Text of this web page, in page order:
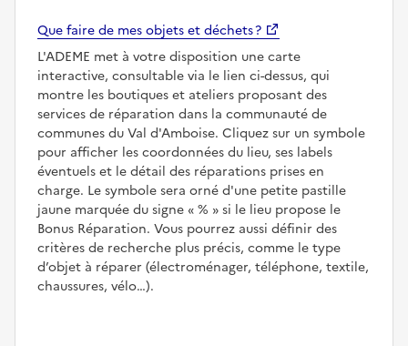
Que faire de mes objets et déchets ?
L'ADEME met à votre disposition une carte
interactive, consultable via le lien ci-dessus, qui
montre les boutiques et ateliers proposant des
services de réparation dans la communauté de
communes du Val d'Amboise. Cliquez sur un symbole
pour afficher les coordonnées du lieu, ses labels
éventuels et le détail des réparations prises en
charge. Le symbole sera orné d'une petite pastille
jaune marquée du signe
%
si le lieu propose le
Bonus Réparation. Vous pourrez aussi définir des
critères de recherche plus précis, comme le type
d’objet à réparer (électroménager, téléphone, textile,
chaussures, vélo…).